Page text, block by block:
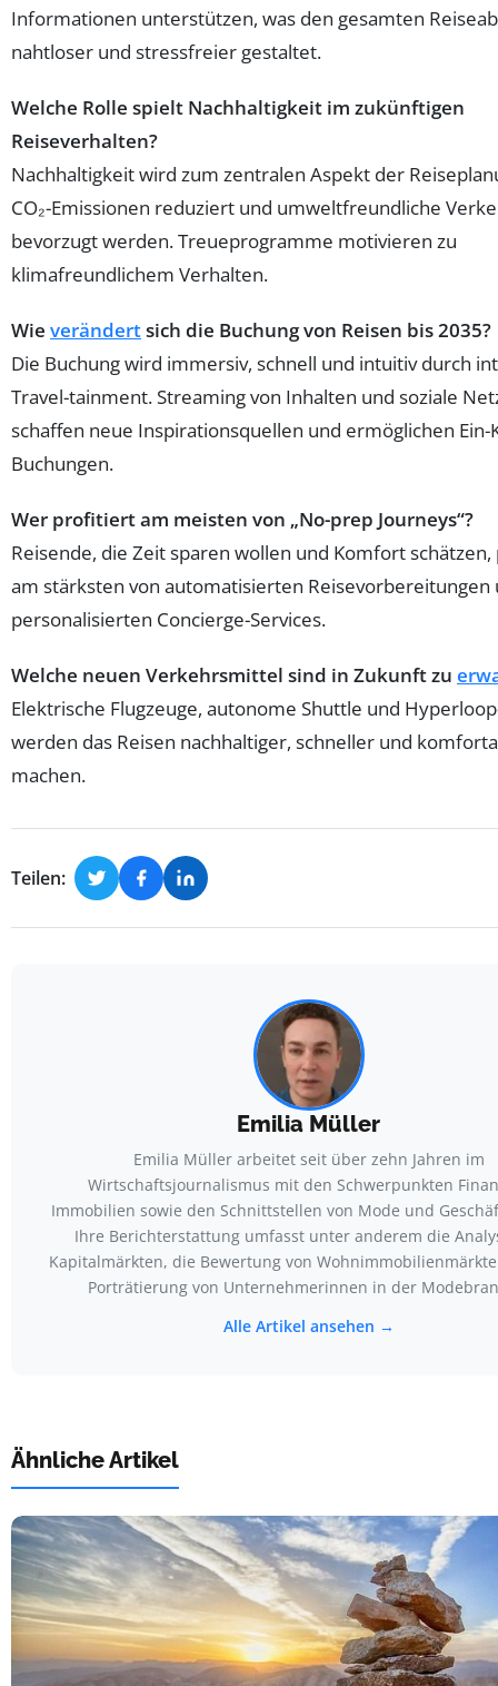
Informationen unterstützen, was den gesamten
nahtloser und stressfreier gestaltet.
Welche Rolle spielt Nachhaltigkeit im zukünftigen
Reiseverhalten?
Nachhaltigkeit wird zum zentralen Aspekt der
CO₂-Emissionen reduziert und umweltfreundliche
bevorzugt werden. Treueprogramme motivieren zu
klimafreundlichem Verhalten.
Wie verändertsich die Buchung von Reisen bis 2035?
Die Buchung wird immersiv, schnell und intuitiv durch
Travel-tainment. Streaming von Inhalten und soziale
schaffen neue Inspirationsquellen und ermöglichen Ein-
Buchungen.
Wer profitiert am meisten von „No-prep Journeys“?
Reisende, die Zeit sparen wollen und Komfort
am stärksten von automatisierten Reisevorbereitungen
personalisierten Concierge-Services.
Welche neuen Verkehrsmittel sind in Zukunft zu
Elektrische Flugzeuge, autonome Shuttle und
werden das Reisen nachhaltiger, schneller und
machen.
Teilen:
Emilia Müller
Emilia Müller arbeitet seit über zehn Jahren im
Wirtschaftsjournalismus mit den Schwerpunkten
Immobilien sowie den Schnittstellen von Mode und
Ihre Berichterstattung umfasst unter anderem die
Kapitalmärkten, die Bewertung von
Porträtierung von Unternehmerinnen in der
Alle Artikel ansehen →
Ähnliche Artikel